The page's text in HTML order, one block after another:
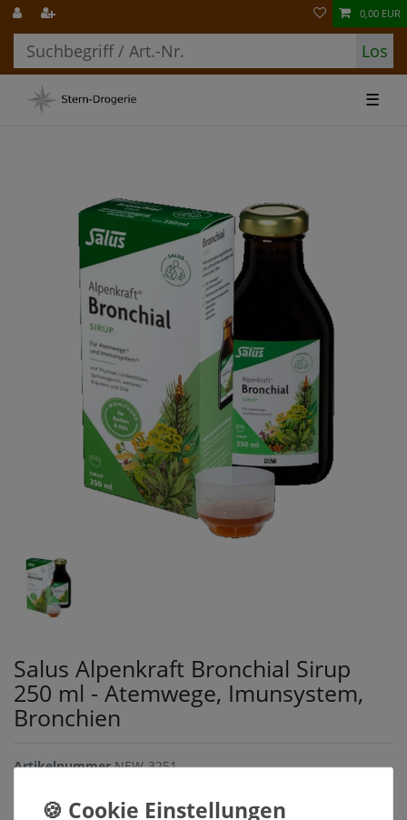
Los
0,00 EUR
☰
Salus Alpenkraft Bronchial Sirup
250 ml - Atemwege, Imunsystem,
Bronchien
ArtikelnummerNEW-3251